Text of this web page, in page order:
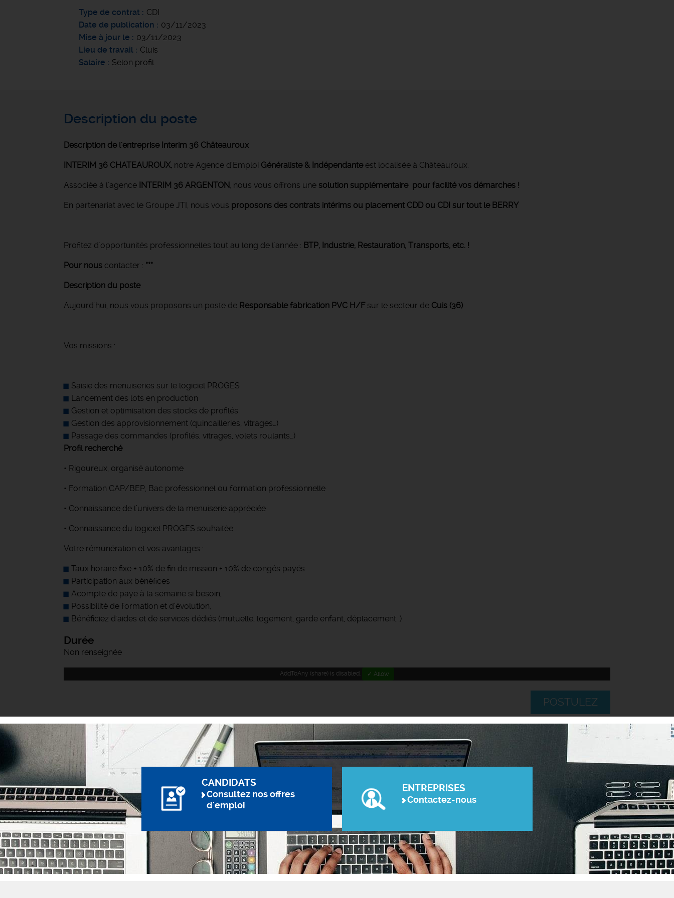
Type de contrat
CDI
Date de publication
03/11/2023
Mise à jour le
03/11/2023
Lieu de travail
Cluis
Salaire
Selon profil
Description du poste
Description de l'entreprise Interim 36 Châteauroux
INTERIM 36 CHATEAUROUX, notre Agence d'Emploi Généraliste & Indépendante est localisée à Châteauroux.
Associée à l'agence INTERIM 36 ARGENTON, nous vous offrons une solution supplémentaire pour facilité vos démarches !
En partenariat avec le Groupe JTI, nous vous proposons des contrats intérims ou placement CDD ou CDI sur tout le BERRY
Profitez d'opportunités professionnelles tout au long de l'année : BTP, Industrie, Restauration, Transports, etc. !
Pour nous contacter : ***
Description du poste
Aujourd'hui, nous vous proposons un poste de Responsable fabrication PVC H/Fsur le secteur de Cuis (36)
Vos missions :
Saisie des menuiseries sur le logiciel PROGES
Lancement des lots en production
Gestion et optimisation des stocks de profilés
Gestion des approvisionnement (quincailleries, vitrages…)
Passage des commandes (profilés, vitrages, volets roulants…)
Profil recherché
• Rigoureux, organisé autonome
• Formation CAP/BEP, Bac professionnel ou formation professionnelle
• Connaissance de l’univers de la menuiserie appréciée
• Connaissance du logiciel PROGES souhaitée
Votre rémunération et vos avantages :
Taux horaire fixe + 10% de fin de mission + 10% de congés payés
Participation aux bénéfices
Acompte de paye à la semaine si besoin,
Possibilité de formation et d'évolution,
Bénéficiez d'aides et de services dédiés (mutuelle, logement, garde enfant, déplacement…)
Durée
Non renseignée
AddToAny (share) is disabled. ✓ Allow
POSTULEZ
CANDIDATS
Consultez nos offres
d'emploi
ENTREPRISES
Contactez-nous